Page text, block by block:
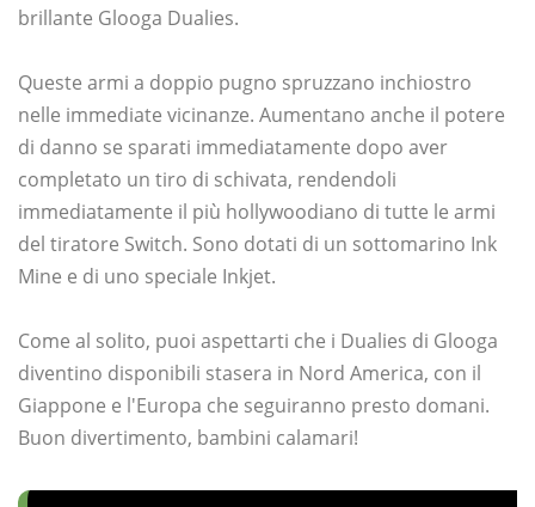
brillante Glooga Dualies.
Queste armi a doppio pugno spruzzano inchiostro
nelle immediate vicinanze. Aumentano anche il potere
di danno se sparati immediatamente dopo aver
completato un tiro di schivata, rendendoli
immediatamente il più hollywoodiano di tutte le armi
del tiratore Switch. Sono dotati di un sottomarino Ink
Mine e di uno speciale Inkjet.
Come al solito, puoi aspettarti che i Dualies di Glooga
diventino disponibili stasera in Nord America, con il
Giappone e l'Europa che seguiranno presto domani.
Buon divertimento, bambini calamari!